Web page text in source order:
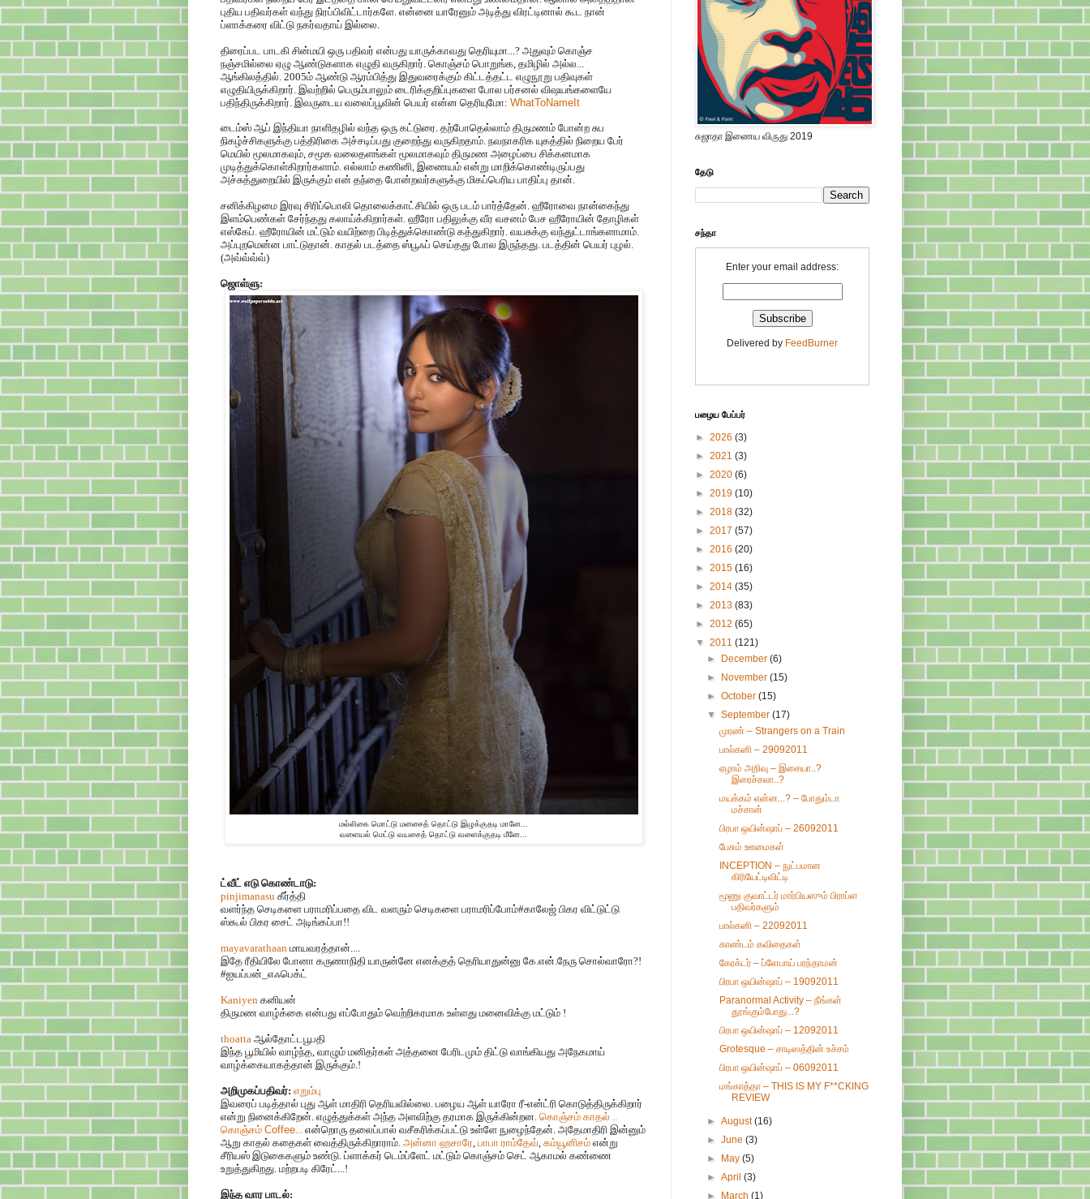
புதிய பதிவர்கள் வந்து நிரப்பிவிட்டார்களே. என்னை யாரேனும் அடித்து விரட்டினால் கூட நான்
ப்ளாக்கரை விட்டு நகர்வதாய் இல்லை.
திரைப்பட பாடகி சின்மயி ஒரு பதிவர் என்பது யாருக்காவது தெரியுமா...? அதுவும் கொஞ்ச
நஞ்சமில்லை ஏழு ஆண்டுகளாக எழுதி வருகிறார். கொஞ்சம் பொறுங்க, தமிழில் அல்ல...
ஆங்கிலத்தில். 2005ம் ஆண்டு ஆரம்பித்து இதுவரைக்கும் கிட்டத்தட்ட எழுநூறு பதிவுகள்
எழுதியிருக்கிறார். இவற்றில் பெரும்பாலும் டைரிக்குறிப்புகளை போல பர்சனல் விஷயங்களையே
பதிந்திருக்கிறார். இவருடைய வலைப்பூவின் பெயர் என்ன தெரியுமோ: WhatToNameIt
டைம்ஸ் ஆப் இந்தியா நாளிதழில் வந்த ஒரு கட்டுரை. தற்போதெல்லாம் திருமணம் போன்ற சுப
நிகழ்ச்சிகளுக்கு பத்திரிகை அச்சடிப்பது குறைந்து வருகிறதாம். நவநாகரிக யுகத்தில் நிறைய பேர்
மெயில் மூலமாகவும், சமூக வலைதளங்கள் மூலமாகவும் திருமண அழைப்பை சிக்கனமாக
முடித்துக்கொள்கிறார்களாம். எல்லாம் கணினி, இணையம் என்று மாறிக்கொண்டிருப்பது
அச்சுத்துறையில் இருக்கும் என் தந்தை போன்றவர்களுக்கு மிகப்பெரிய பாதிப்பு தான்.
சனிக்கிழமை இரவு சிரிப்பொலி தொலைக்காட்சியில் ஒரு படம் பார்த்தேன். ஹீரோவை நான்கைந்து
இளம்பெண்கள் சேர்ந்தது கலாய்க்கிறார்கள். ஹீரோ பதிலுக்கு வீர வசனம் பேச ஹீரோயின் தோழிகள்
எஸ்கேப். ஹீரோயின் மட்டும் வயிற்றை பிடித்துக்கொண்டு கத்துகிறார். வயசுக்கு வந்துட்டாங்களாமாம்.
அப்புறமென்ன பாட்டுதான். காதல் படத்தை ஸ்பூஃப் செய்தது போல இருந்தது. படத்தின் பெயர் புழல்.
(அவ்வ்வ்வ்)
ஜொள்ளு:
மல்லிகை மொட்டு மனசைத் தொட்டு இழுக்குதடி மானே...
வளையல் மெட்டு வயசைத் தொட்டு வளைக்குதடி மீனே...
ட்வீட் எடு கொண்டாடு:
pinjimanasu கீர்த்தி
வளர்ந்த செடிகளை பராமரிப்பதை விட வளரும் செடிகளை பராமரிப்போம்#காலேஜ் பிகர விட்டுட்டு
ஸ்கூல் பிகர சைட் அடிங்கப்பா!!
mayavarathaan மாயவரத்தான்....
இதே ரீதியிலே போனா கருணாநிதி யாருன்னே எனக்குத் தெரியாதுன்னு கே.என்.நேரு சொல்வாரோ?!
#ஐயப்பன் எஃபெக்ட்
Kaniyen கனியன்
திருமண வாழ்க்கை என்பது எப்போதும் வெற்றிகரமாக உள்ளது மனைவிக்கு மட்டும் !
thoatta ஆல்தோட்டபூபதி
இந்த பூமியில் வாழ்ந்த, வாழும் மனிதர்கள் அத்தனை பேரிடமும் திட்டு வாங்கியது அநேகமாய்
வாழ்க்கையாகத்தான் இருக்கும்.!
அறிமுகப்பதிவர்: எறும்பு
இவரைப் படித்தால் புது ஆள் மாதிரி தெரியவில்லை. பழைய ஆள் யாரோ ரீ-என்ட்ரி கொடுத்திருக்கிறார்
என்று நினைக்கிறேன். எழுத்துக்கள் அந்த அளவிற்கு தரமாக இருக்கின்றன. கொஞ்சம் காதல் ..
கொஞ்சம் Coffee... என்றொரு தலைப்பால் வசீகரிக்கப்பட்டு உள்ளே நுழைந்தேன். அதேமாதிரி இன்னும்
ஆறு காதல் கதைகள் வைத்திருக்கிறாராம். அன்னா ஹசாரே, பாபா ராம்தேவ், கம்யூனிசம் என்று
சீரியஸ் இடுகைகளும் உண்டு. ப்ளாக்கர் டெம்ப்ளேட் மட்டும் கொஞ்சம் செட் ஆகாமல் கண்ணை
உறுத்துகிறது. மற்றபடி கிரேட்...!
இந்த வார பாடல்:
சுஜாதா இணைய விருது 2019
தேடு
சந்தா
Enter your email address:
Delivered by FeedBurner
பழைய பேப்பர்
► 2026 (3)
► 2021 (3)
► 2020 (6)
► 2019 (10)
► 2018 (32)
► 2017 (57)
► 2016 (20)
► 2015 (16)
► 2014 (35)
► 2013 (83)
► 2012 (65)
▼ 2011 (121)
►
December(6)
►
November(15)
►October(15)
▼September(17)
முரண் – Strangers on a Train
பால்கனி – 29092011
ஏழாம் அறிவு – இசையா..?
இரைச்சலா..?
மயக்கம் என்ன...? – போதும்டா
மச்சான்
பிரபா ஒயின்ஷாப் – 26092011
பேசும் ஊமைகள்
INCEPTION – நுட்பமான
கிரியேட்டிவிட்டி
மூணு குவாட்டர் மார்பியஸும் பிராப்ள
பதிவர்களும்
பால்கனி – 22092011
காண்டம் கவிதைகள்
கேரக்டர் – ப்ளேபாய் பரந்தாமன்
பிரபா ஒயின்ஷாப் – 19092011
Paranormal Activity – நீங்கள்
தூங்கும்போது...?
பிரபா ஒயின்ஷாப் – 12092011
Grotesque – சாடிஸத்தின் உச்சம்
பிரபா ஒயின்ஷாப் – 06092011
மங்காத்தா – THIS IS MY F**CKING
REVIEW
►August(16)
►June(3)
►
May(5)
►April(3)
►
March(1)